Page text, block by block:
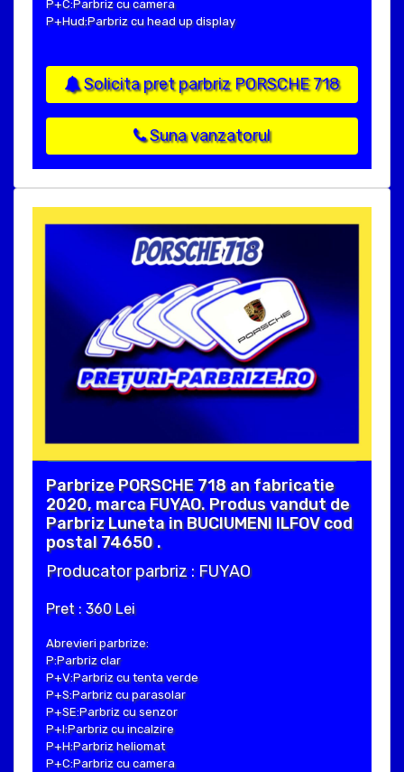
P+C:Parbriz cu camera
P+Hud:Parbriz cu head up display
Solicita pret parbriz PORSCHE 718
Suna vanzatorul
Parbrize PORSCHE 718 an fabricatie
2020, marca FUYAO. Produs vandut de
Parbriz Luneta in BUCIUMENI ILFOV cod
postal 74650 .
Producator parbriz : FUYAO
Pret : 360 Lei
Abrevieri parbrize:
P:Parbriz clar
P+V:Parbriz cu tenta verde
P+S:Parbriz cu parasolar
P+SE:Parbriz cu senzor
P+I:Parbriz cu incalzire
P+H:Parbriz heliomat
P+C:Parbriz cu camera